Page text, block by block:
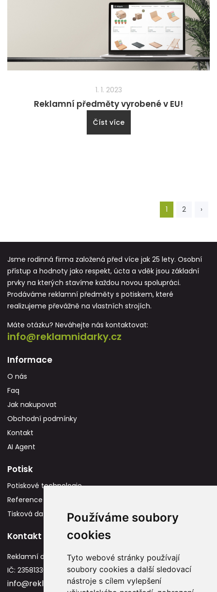
Používáme soubory
cookies
Tyto webové stránky používají
soubory cookies a další sledovací
nástroje s cílem vylepšení
1. 1. 2023
Reklamní předměty vyrobené v EU!
Číst více
1 2 ›
Jsme rodinná firma založená před více jak 25 lety. Osobní
přístup a hodnoty jako respekt, úcta a vděk jsou základní
prvky na kterých stavíme každou novou spolupráci.
Prodáváme reklamní předměty s potiskem, které
realizujeme převážně na vlastních strojích.
Máte otázku? Neváhejte nás kontaktovat:
info@reklamnidarky.cz
Informace
O nás
Faq
Jak nakupovat
Obchodní podmínky
Kontakt
AI Agent
Potisk
Potiskové technologie
Reference
Tisková data
Kontakt
Reklamní dárky
IČ: 23581336
info@reklamnidarky.cz